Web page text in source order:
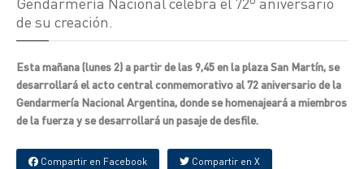
de su creación.
Esta mañana (lunes 2) a partir de las 9,45 en la plaza San Martín, se
desarrollará el acto central conmemorativo al 72 aniversario de la
Gendarmería Nacional Argentina, donde se homenajeará a miembros
de la fuerza y se desarrollará un pasaje de desfile.
Compartir en Facebook Compartir en X